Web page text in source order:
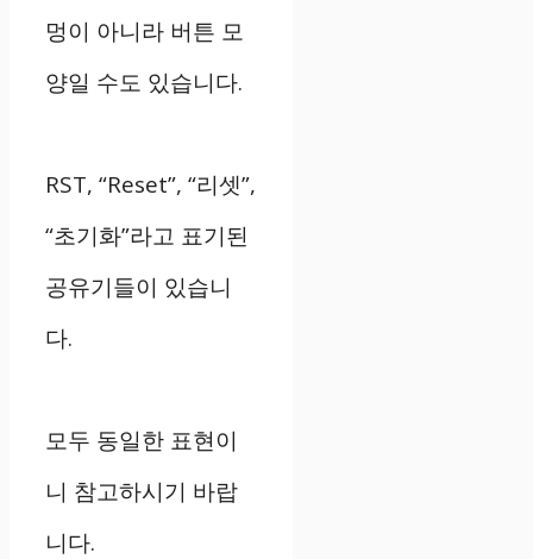
멍이 아니라 버튼 모
양일 수도 있습니다.
RST, “Reset”, “리셋”,
“초기화”라고 표기된
공유기들이 있습니
다.
모두 동일한 표현이
니 참고하시기 바랍
니다.